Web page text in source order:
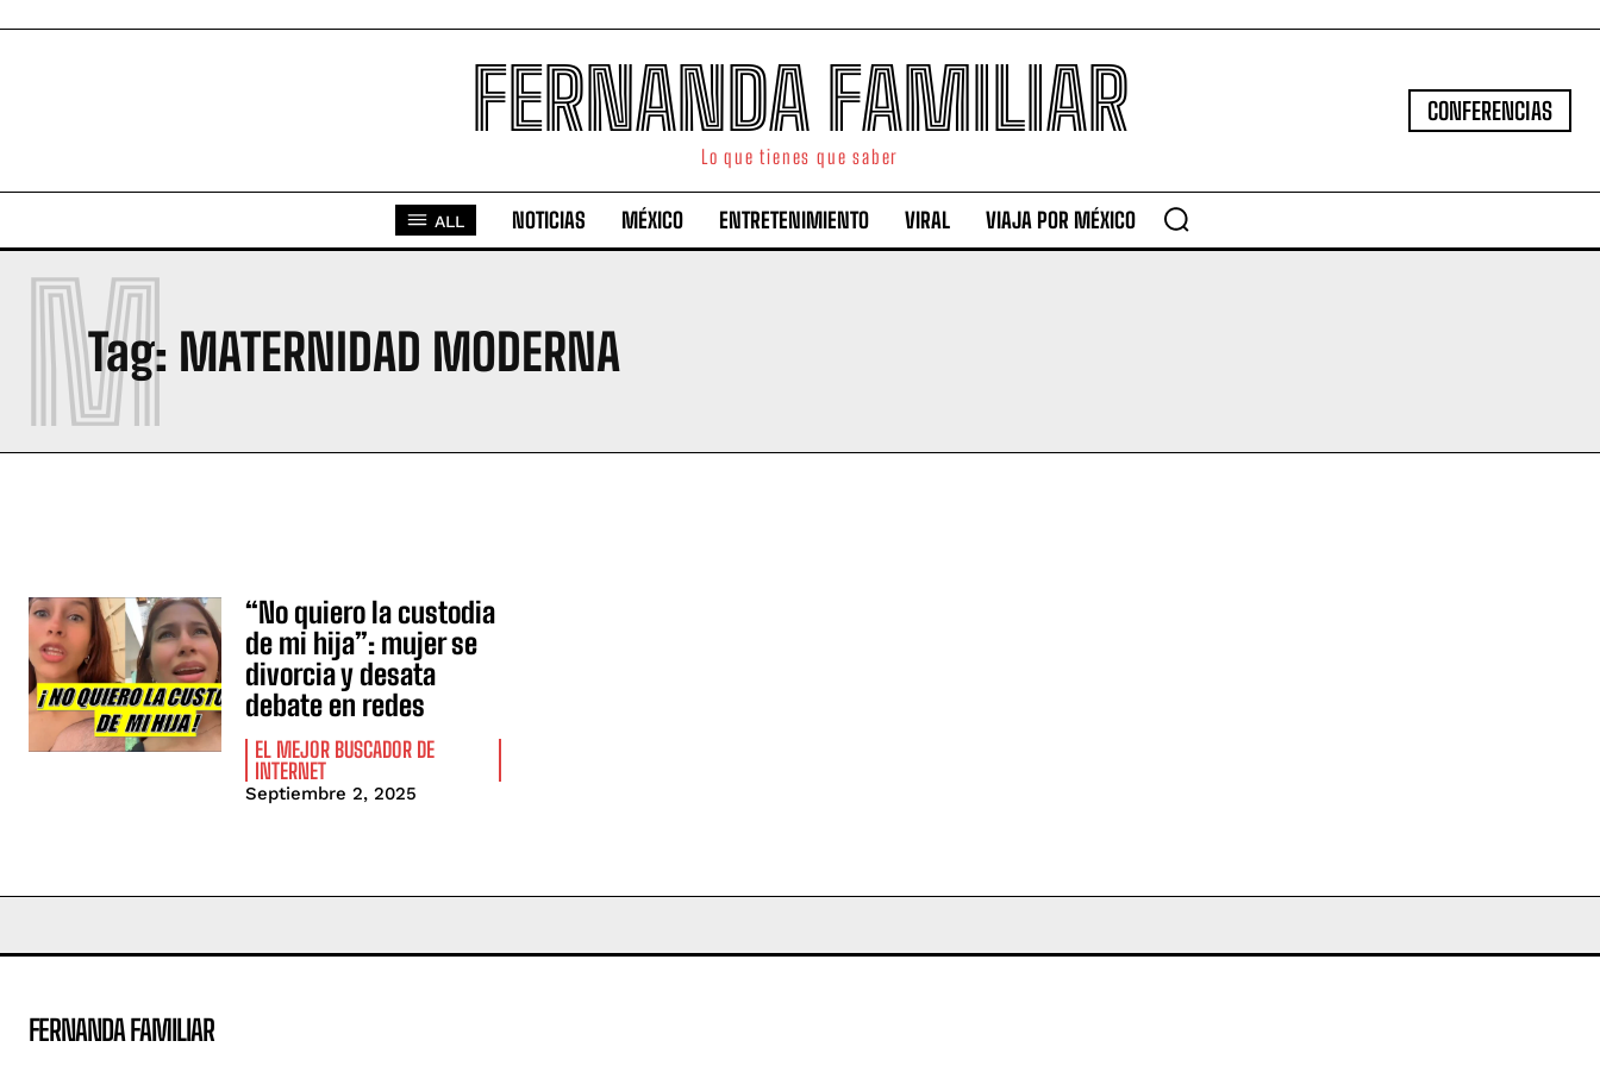
FERNANDA FAMILIAR
Lo que tienes que saber
CONFERENCIAS
ALL NOTICIAS MÉXICO ENTRETENIMIENTO VIRAL VIAJA POR MÉXICO
Tag: MATERNIDAD MODERNA
M
“No quiero la custodia
de mi hija”: mujer se
divorcia y desata
debate en redes
EL MEJOR BUSCADOR DE
INTERNET
Septiembre 2, 2025
FERNANDA FAMILIAR